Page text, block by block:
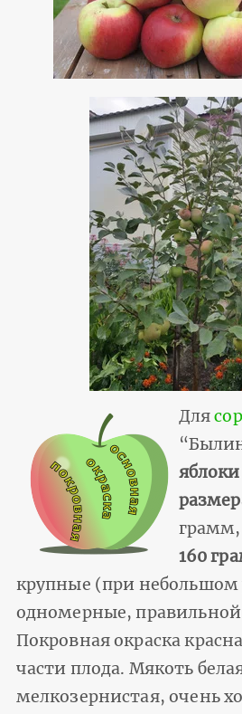
Для
грамм,
160
крупные (при небольшом
одномерные,
Покровная окраска
части плода. Мякоть
мелкозернистая, очень